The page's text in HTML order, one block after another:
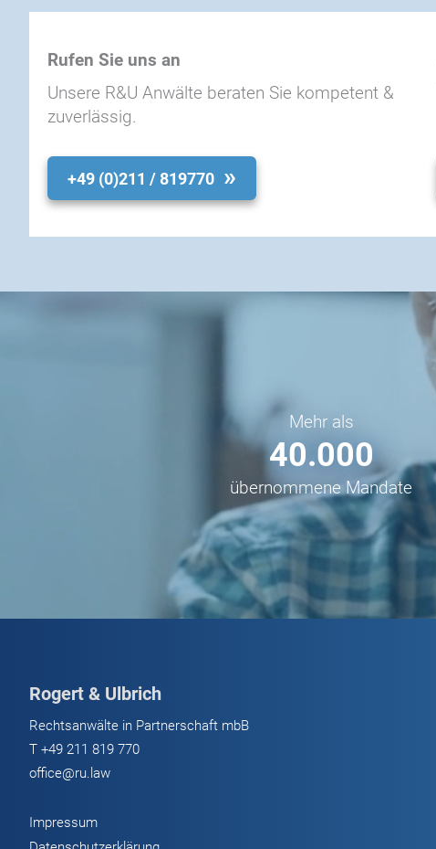
Rufen Sie uns an
Unsere R&U Anwälte beraten Sie kompetent &
zuverlässig.
+49 (0)211 / 819770
Mehr als
40.000
übernommene Mandate
Rogert & Ulbrich
Rechtsanwälte in Partnerschaft mbB
T +49 211 819 770
office@ru.law
Impressum